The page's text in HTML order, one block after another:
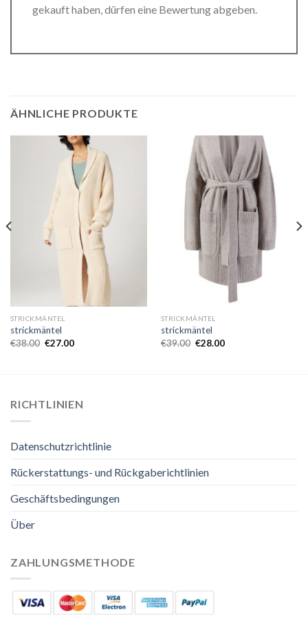
gekauft haben, dürfen eine Bewertung abgeben.
ÄHNLICHE PRODUKTE
STRICKMÄNTEL
strickmäntel
€38.00 €27.00
STRICKMÄNTEL
strickmäntel
€39.00 €28.00
RICHTLINIEN
Datenschutzrichtlinie
Rückerstattungs- und Rückgaberichtlinien
Geschäftsbedingungen
Über
ZAHLUNGSMETHODE